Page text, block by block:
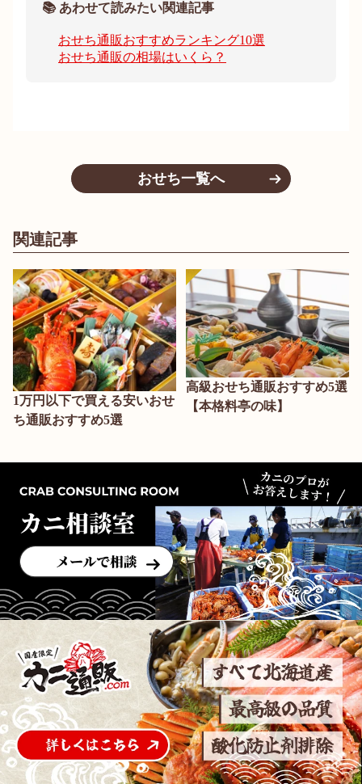
📚 あわせて読みたい関連記事
おせち通販おすすめランキング10選
おせち通販の相場はいくら？
おせち一覧へ
関連記事
1万円以下で買える安いおせ
ち通販おすすめ5選
高級おせち通販おすすめ5選
【本格料亭の味】